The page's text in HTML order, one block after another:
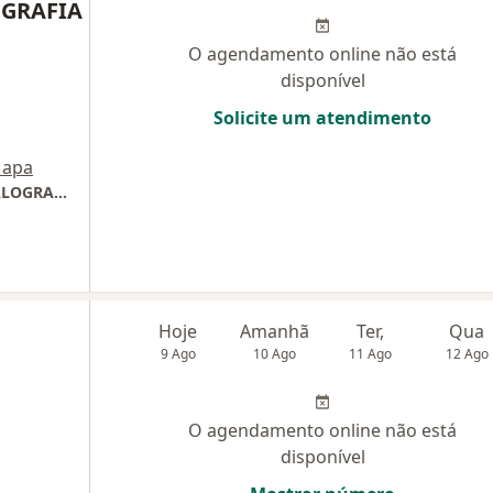
ELETROCLIN NEUROLOGIA E ELETROENCEFALOGRAFIA
O agendamento online não está
disponível
Solicite um atendimento
Hoje
9 Ago
Amanhã
10 Ago
Ter,
11 Ago
Qua
12 Ago
O agendamento online não está
disponível